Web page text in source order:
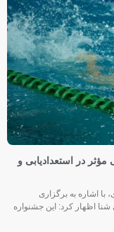
زیر ۱۰ سال گامی مؤثر در استعدادیابی و
اشاره به برگزاری
روز جهانی شنا اظهار کرد: این جشنواره